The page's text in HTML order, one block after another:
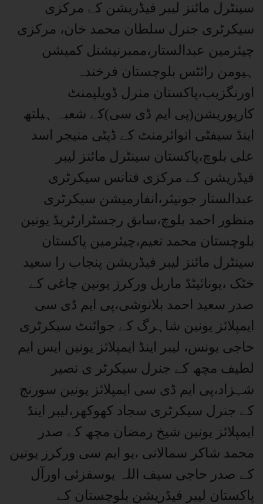
سینٹرل مائنز لیبر فیڈریشن کے مرکزی
سیکرٹری جنرل سلطان محمد خان، مرکزی
چیئرمین عبدالستار،ممبرنیشنل کمیشن
ہیومن رائٹس بلوچستان فرخندہ
اورنگزیب،پاکستان منرل ڈویلپمنٹ
کارپوریشن(پی ایم ڈی سی)کے شعبہ ہیلتھ
اینڈ سیفٹی انوائرمنٹ کے ڈپٹی منیجر اسد
علی بلوچ،پاکستان سینٹرل مائنز لیبر
فیڈریشن کے مرکزی فنانس سیکرٹری
عبدالستار جونیئر،انفارمیشن سیکرٹری
منظور احمد بلوچ،سابق رجسٹرارٹریڈ یونین
بلوچستان محمد نعیم،چیئرمین پاکستان
سینٹرل مائنز لیبر فیڈریشن پنجاب را سعید
خٹک ،یونائیٹڈ ماربل ورکرز یونین چاغی کے
صدر سعید احمد بلانوشی،پی ایم ڈی سی
ایمپلائز یونین شاہرگ کے جوائنٹ سیکرٹری
حاجی یونس، لیبر اینڈ ایمپلائز یونین ایس ایم
لطیف مچھ کے جنرل سیکرٹر ی نصیر
شہزاد،پی ایم ڈی سی ایمپلائز یونین سورنج
کے جنرل سیکرٹری سجاد کھوکھر،لیبر اینڈ
ایمپلائز یونین شیخ رمضان مچھ کے صدر
محمد شاکر سمالانی ،یو ایم سی ورکرز یونین
کے صدر حاجی سیف اللہ یوسفزئی اورآل
پاکستان لیبر فیڈریشن بلوچستان کے